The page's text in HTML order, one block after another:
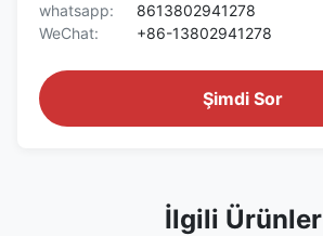
whatsapp:
8613802941278
WeChat:
+86-13802941278
Şimdi Sor
İlgili Ürünler